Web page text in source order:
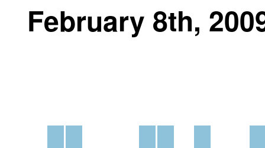
February 8th,